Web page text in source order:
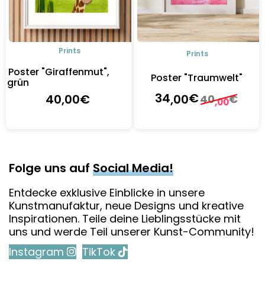
Prints
Poster "Giraffenmut",
grün
40,00€
Prints
Poster "Traumwelt"
34,00€40,00€
Folge uns auf Social Media!
Entdecke exklusive Einblicke in unsere
Kunstmanufaktur, neue Designs und kreative
Inspirationen. Teile deine Lieblingsstücke mit
uns und werde Teil unserer Kunst-Community!
Instagram
TikTok